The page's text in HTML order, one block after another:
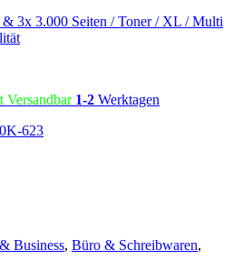
& 3x 3.000 Seiten / Toner / XL / Multi
Versandbar 1-2 Werktagen
623
Business, Büro & Schreibwaren,